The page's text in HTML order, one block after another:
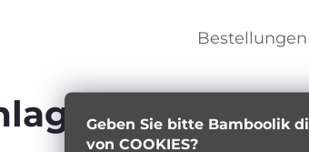
Geben Sie bitte Bamboolik
von COOKIES?
ist die